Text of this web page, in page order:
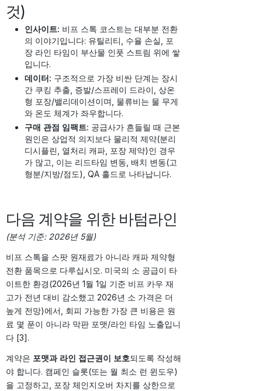
것)
인사이트: 비프 스톡 코스트는 대부분 전환
의 이야기입니다: 유틸리티, 수율 손실, 포
장 라인 타임이 부산물 인풋 스트림 위에 쌓
입니다.
데이터: 구조적으로 가장 비싼 단계는 장시
간 쿠킹 추출, 증발/스프레이 드라이, 상온
형 포장/밸리데이션이며, 물류비는 물 무게
와 온도 체계가 좌우합니다.
구매 관점 임팩트: 공급사가 흔들릴 때 근본
원인은 상업적 의지보다 물리적 제약(분리
디시플린, 열처리 캐파, 포장 제약)인 경우
가 많고, 이는 리드타임 변동, 배치 변동(고
형분/지방/점도), QA 홀드로 나타납니다.
다음 계약을 위한 바텀라인
(분석 기준: 2026년 5월)
비프 스톡을 스팟 원재료가 아니라 캐파 제약형
전환 품목으로 다루십시오. 미국의 소 공급이 타
이트한 환경(2026년 1월 1일 기준 비프 카우 재
고가 전년 대비 감소했고 2026년 소 가격은 더
높게 전망)에서, 회피 가능한 가장 큰 비용은 원
료 몇 푼이 아니라 막판 포맷/라인 타임 노출입니
다 [3].
계약은 포맷과 라인 접근권이 보호되도록 작성해
야 합니다. 캠페인 슬롯(또는 월 최소 런 윈도우)
을 고정하고, 포장 체인지오버 차지를 상한으로